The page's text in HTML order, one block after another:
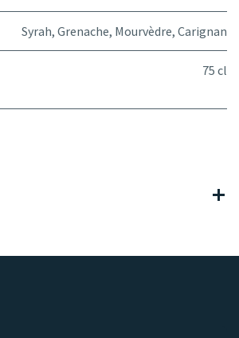
Syrah, Grenache, Mourvèdre, Carignan
75 cl